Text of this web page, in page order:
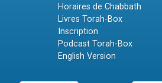
Horaires de Chabbath
Livres Torah-Box
Inscription
Podcast Torah-Box
English Version